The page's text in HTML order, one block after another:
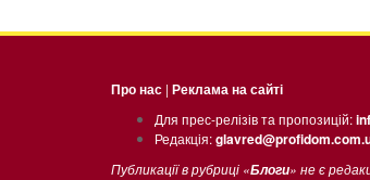
Про нас | Реклама на сайті
Для прес-релізів та пропозицій:
Редакція:
Публикації в рубриці «Блоги» не є